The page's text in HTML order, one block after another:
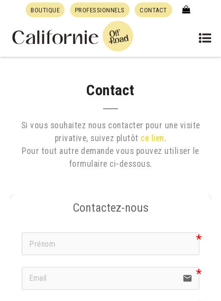
BOUTIQUE PROFESSIONNELS CONTACT
Contact
Si vous souhaitez nous contacter pour une visite
privative, suivez plutôt ce lien.
Pour tout autre demande vous pouvez utiliser le
formulaire ci-dessous.
Contactez-nous
email